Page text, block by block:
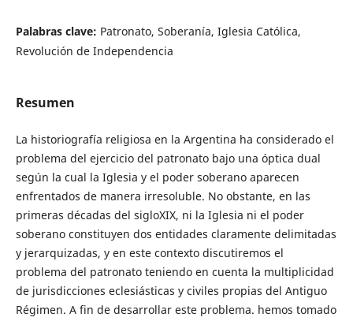
Palabras clave: Patronato, Soberanía, Iglesia Católica,
Revolución de Independencia
Resumen
La historiografía religiosa en la Argentina ha considerado el
problema del ejercicio del patronato bajo una óptica dual
según la cual la Iglesia y el poder soberano aparecen
enfrentados de manera irresoluble. No obstante, en las
primeras décadas del sigloXIX, ni la Iglesia ni el poder
soberano constituyen dos entidades claramente delimitadas
y jerarquizadas, y en este contexto discutiremos el
problema del patronato teniendo en cuenta la multiplicidad
de jurisdicciones eclesiásticas y civiles propias del Antiguo
Régimen. A fin de desarrollar este problema. hemos tomado